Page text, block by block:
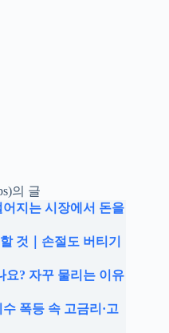
의 글
지는 시장에서 돈을
것｜손절도 버티기
요? 자꾸 물리는 이유
폭등 속 고금리·고